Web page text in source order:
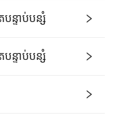
បន្ទាប់បន្សំ
បន្ទាប់បន្សំ